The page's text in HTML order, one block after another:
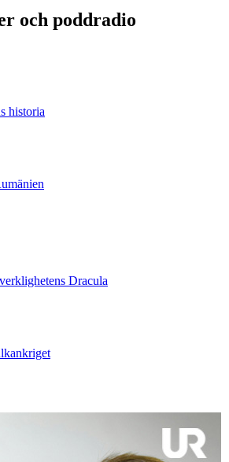
och poddradio
historia
Dracula